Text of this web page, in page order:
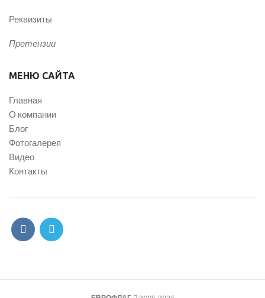
Реквизиты
Претензии
МЕНЮ САЙТА
Главная
О компании
Блог
Фотогалерея
Видео
Контакты